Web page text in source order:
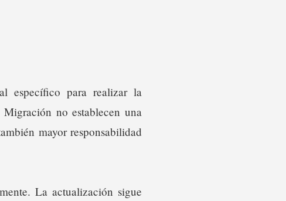
específico para realizar la
no establecen una
mayor responsabilidad
La actualización sigue